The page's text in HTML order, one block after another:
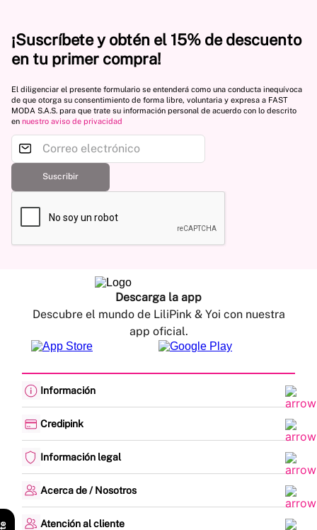
¡Suscríbete y obtén el 15% de descuento
en tu primer compra!
El diligenciar el presente formulario se entenderá como una conducta inequívoca
de que otorga su consentimiento de forma libre, voluntaria y expresa a FAST
MODA S.A.S. para que trate su información personal de acuerdo con lo descrito
en nuestro aviso de privacidad
Suscribir
Descarga la app
Descubre el mundo de LiliPink & Yoi con nuestra
app oficial.
Información
Política de envíos
Preguntas frecuentes
Encuesta de Satisfacción
Credipink
Paga aquí tu Credi-Pink
Actualización de datos
Información legal
Política de tratamiento de datos personales
Acerca de / Nosotros
Nuestras tiendas
Atención al cliente